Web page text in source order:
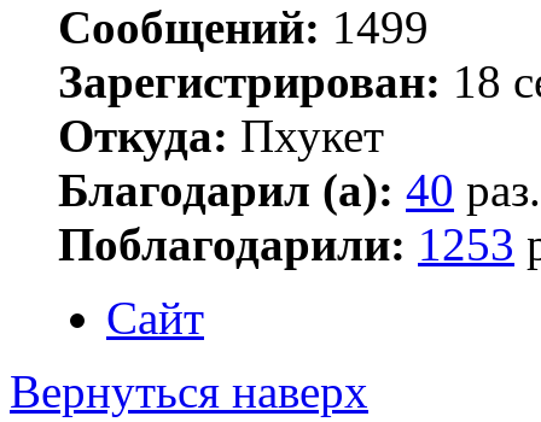
Сообщений: 1499
Зарегистрирован: 18
Откуда: Пхукет
Благодарил (а): 40 раз.
Поблагодарили: 1253
Сайт
Вернуться наверх